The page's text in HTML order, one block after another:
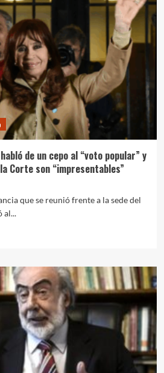
de un cepo al “voto popular” y
Corte son “impresentables”
que se reunió frente a la sede del
al...